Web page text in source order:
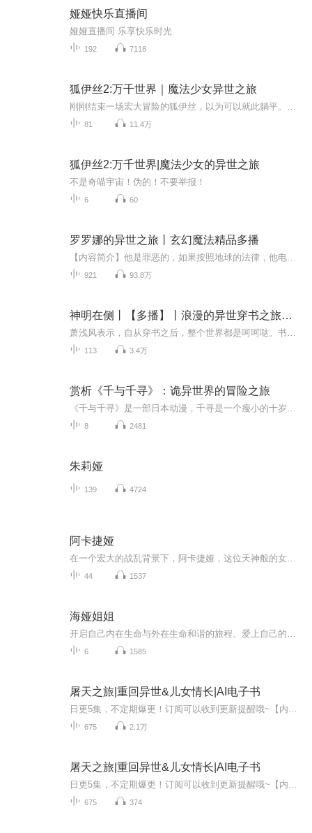
娅娅快乐直播间
娅娅直播间 乐享快乐时光
192 7118
狐伊丝2:万千世界｜魔法少女异世之旅
81 11.4万
狐伊丝2:万千世界|魔法少女的异世之旅
不是奇喵宇宙！伪的！不要举报！
6 60
罗罗娜的异世之旅丨玄幻魔法精品多播
921 93.8万
神明在侧丨【多播】丨浪漫的异世穿书之旅丨西幻丨异世穿书丨吸血情缘
113 3.4万
赏析《千与千寻》：诡异世界的冒险之旅
8 2481
朱莉娅
139 4724
阿卡捷娅
44 1537
海娅姐姐
6 1585
屠天之旅|重回异世&儿女情长|AI电子书
675 2.1万
屠天之旅|重回异世&儿女情长|AI电子书
675 374